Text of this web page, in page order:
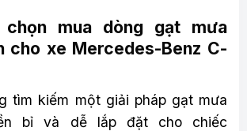
mua dòng gạt mưa
cho xe Mercedes-Benz C-
tìm kiếm một giải pháp gạt mưa
bỉ và dễ lắp đặt cho chiếc